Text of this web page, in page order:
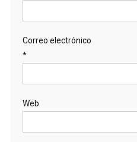
Correo electrónico
*
Web